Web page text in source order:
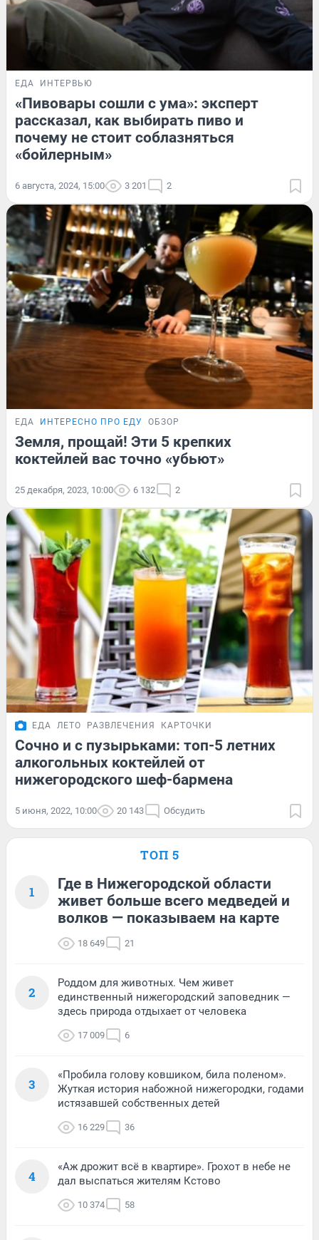
ЕДА ИНТЕРВЬЮ
«Пивовары сошли с ума»: эксперт
рассказал, как выбирать пиво и
почему не стоит соблазняться
«бойлерным»
6 августа, 2024, 15:00 3 201 2
ЕДА ИНТЕРЕСНО ПРО ЕДУ ОБЗОР
Земля, прощай! Эти 5 крепких
коктейлей вас точно «убьют»
25 декабря, 2023, 10:00 6 132 2
ЕДА ЛЕТО РАЗВЛЕЧЕНИЯ КАРТОЧКИ
Сочно и с пузырьками: топ-5 летних
алкогольных коктейлей от
нижегородского шеф-бармена
5 июня, 2022, 10:00 20 143 Обсудить
ТОП 5
1
Где в Нижегородской области
живет больше всего медведей и
волков — показываем на карте
18 649 21
2
Роддом для животных. Чем живет
единственный нижегородский заповедник —
здесь природа отдыхает от человека
17 009 6
3
«Пробила голову ковшиком, била поленом».
Жуткая история набожной нижегородки, годами
истязавшей собственных детей
16 229 36
4
«Аж дрожит всё в квартире». Грохот в небе не
дал выспаться жителям Кстово
10 374 58